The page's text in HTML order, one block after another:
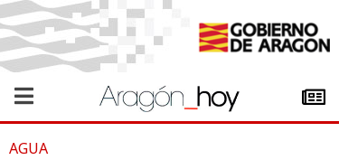
AGUA